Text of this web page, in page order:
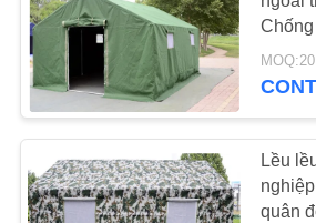
MÁY
KIỂM
SOÁT
CHẤT
LƯỢNG
Vải Canvas Thép
Lều
quân